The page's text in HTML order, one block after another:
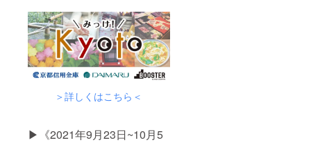
＞詳しくはこちら＜
▶《2021年9月23日~10月5